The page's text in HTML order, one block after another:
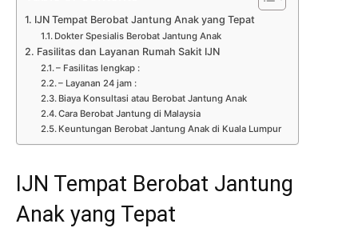
IJN Tempat Berobat Jantung Anak yang Tepat
Dokter Spesialis Berobat Jantung Anak
Fasilitas dan Layanan Rumah Sakit IJN
– Fasilitas lengkap :
– Layanan 24 jam :
Biaya Konsultasi atau Berobat Jantung Anak
Cara Berobat Jantung di Malaysia
Keuntungan Berobat Jantung Anak di Kuala Lumpur
IJN Tempat Berobat Jantung
Anak yang Tepat